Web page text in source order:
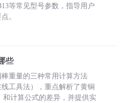
等常见型号参数，指导用户
。
些
重量的三种常用计算方法
工具法），重点解析了黄铜
和计算公式的差异，并提供实